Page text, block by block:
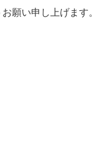
願い申し上げます。